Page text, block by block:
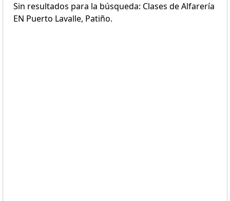
Sin resultados para la búsqueda: Clases de Alfarería
EN Puerto Lavalle, Patiño.